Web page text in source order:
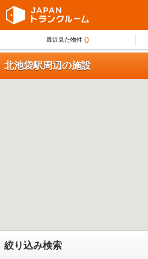
最近見た物件 0
北池袋駅周辺の施設
絞り込み検索